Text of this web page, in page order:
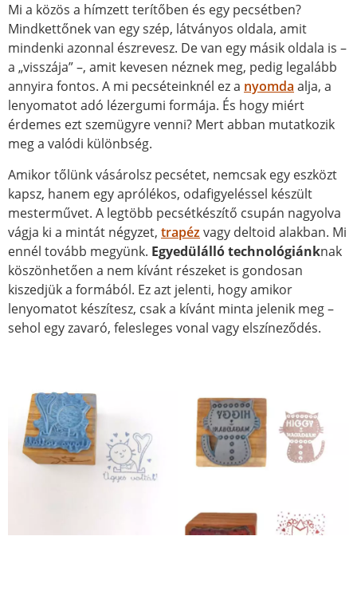
Mi a közös a hímzett terítőben és egy pecsétben?
Mindkettőnek van egy szép, látványos oldala, amit
mindenki azonnal észrevesz. De van egy másik oldala is –
a „visszája” –, amit kevesen néznek meg, pedig legalább
annyira fontos. A mi pecséteinknél ez a nyomda alja, a
lenyomatot adó lézergumi formája. És hogy miért
érdemes ezt szemügyre venni? Mert abban mutatkozik
meg a valódi különbség.
Amikor tőlünk vásárolsz pecsétet, nemcsak egy eszközt
kapsz, hanem egy aprólékos, odafigyeléssel készült
mesterművet. A legtöbb pecsétkészítő csupán nagyolva
vágja ki a mintát négyzet, trapézvagy deltoid alakban. Mi
ennél tovább megyünk. Egyedülálló technológiánknak
köszönhetően a nem kívánt részeket is gondosan
kiszedjük a formából. Ez azt jelenti, hogy amikor
lenyomatot készítesz, csak a kívánt minta jelenik meg –
sehol egy zavaró, felesleges vonal vagy elszíneződés.